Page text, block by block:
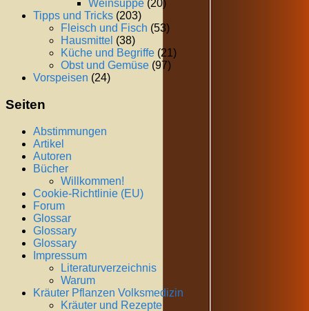
Weinsuppe (20)
Tipps und Tricks (203)
Fleisch und Fisch (53)
Hausmittel (38)
Küche und Begriffe (21)
Obst und Gemüse (97)
Vorspeisen (24)
Seiten
Abstimmungen
Artikel
Autoren
Bücher
Willkommen!
Cookie-Richtlinie (EU)
Forum
Glossar
Glossary
Glossary
Impressum
Literaturverzeichnis
Warum
Kräuter Pflanzen Volksmedizin
Kräuter und Rezepte